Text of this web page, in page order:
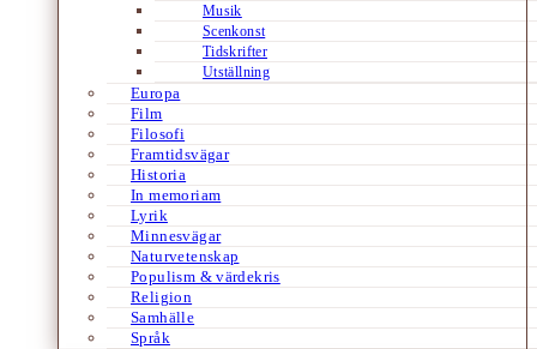
Musik
Scenkonst
Tidskrifter
Utställning
Europa
Film
Filosofi
Framtidsvägar
Historia
In memoriam
Lyrik
Minnesvägar
Naturvetenskap
Populism & värdekris
Religion
Samhälle
Språk